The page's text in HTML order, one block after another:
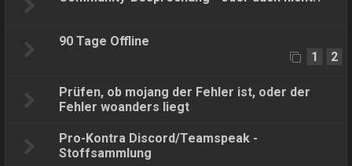
90 Tage Offline
1
2
Prüfen, ob mojang der Fehler ist, oder der
Fehler woanders liegt
Pro-Kontra Discord/Teamspeak -
Stoffsammlung